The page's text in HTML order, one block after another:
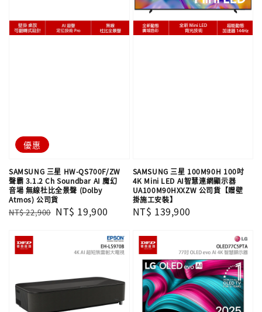
優惠
SAMSUNG 三星 HW-QS700F/ZW
聲霸 3.1.2 Ch Soundbar AI 魔幻
音場 無線杜比全景聲 (Dolby
Atmos) 公司貨
Regular
NT$ 22,900 Sale
NT$ 19,900
SAMSUNG 三星 100M90H 100吋
4K Mini LED AI智慧連網顯示器
UA100M90HXXZW 公司貨【贈壁
掛施工安裝】
Regular
NT$ 139,900